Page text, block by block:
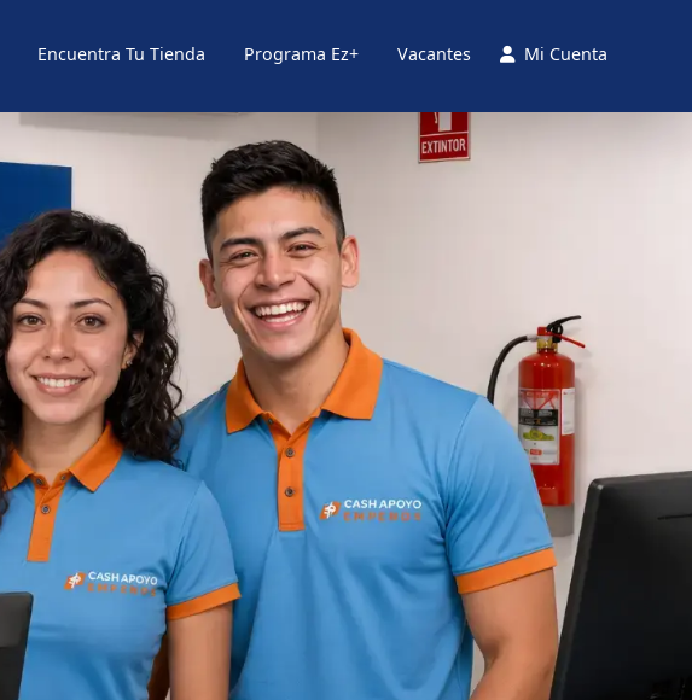
Encuentra Tu Tienda Programa Ez+ Vacantes Mi Cuenta